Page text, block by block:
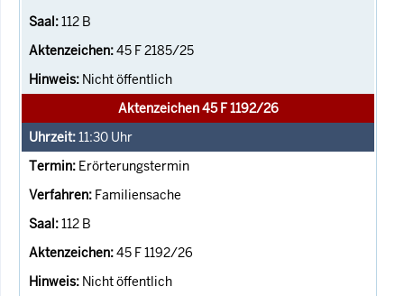
112 B
45 F 2185/25
Nicht öffentlich
Aktenzeichen 45 F 1192/26
11:30 Uhr
Erörterungstermin
Familiensache
112 B
45 F 1192/26
Nicht öffentlich